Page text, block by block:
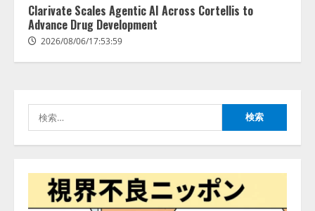
Clarivate Scales Agentic AI Across Cortellis to
Advance Drug Development
2026/08/06/17:53:59
索:
2
が組織の業務実態を分析し労務改
善を支援。 藤原竜也メイキング
動画公開 「もしAIが自分を分析し
ある」「昨年の夏はカブトムシを
アシストAIテラス、ガバナンス機
供開始
務系70事務所×5つのAIで実態調査
を実施